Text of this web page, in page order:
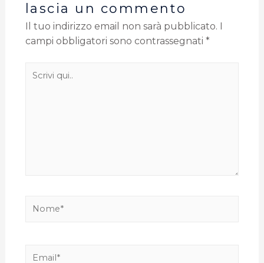
lascia un commento
Il tuo indirizzo email non sarà pubblicato.
campi obbligatori sono contrassegnati *